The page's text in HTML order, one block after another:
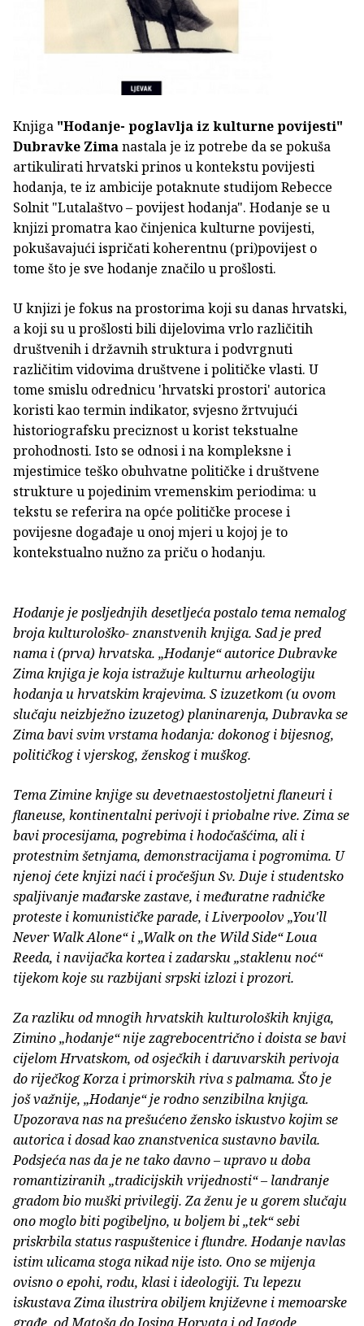
Knjiga "Hodanje- poglavlja iz kulturne povijesti"
Dubravke Zimanastala je iz potrebe da se pokuša
artikulirati hrvatski prinos u kontekstu povijesti
hodanja, te iz ambicije potaknute studijom Rebecce
Solnit "Lutalaštvo – povijest hodanja". Hodanje se u
knjizi promatra kao činjenica kulturne povijesti,
pokušavajući ispričati koherentnu (pri)povijest o
tome što je sve hodanje značilo u prošlosti.
U knjizi je fokus na prostorima koji su danas hrvatski,
a koji su u prošlosti bili dijelovima vrlo različitih
društvenih i državnih struktura i podvrgnuti
različitim vidovima društvene i političke vlasti. U
tome smislu odrednicu 'hrvatski prostori' autorica
koristi kao termin indikator, svjesno žrtvujući
historiografsku preciznost u korist tekstualne
prohodnosti. Isto se odnosi i na kompleksne i
mjestimice teško obuhvatne političke i društvene
strukture u pojedinim vremenskim periodima: u
tekstu se referira na opće političke procese i
povijesne događaje u onoj mjeri u kojoj je to
kontekstualno nužno za priču o hodanju.
Hodanje je posljednjih desetljeća postalo tema nemalog
broja kulturološko- znanstvenih knjiga. Sad je pred
nama i (prva) hrvatska. „Hodanje“ autorice Dubravke
Zima knjiga je koja istražuje kulturnu arheologiju
hodanja u hrvatskim krajevima. S izuzetkom (u ovom
slučaju neizbježno izuzetog) planinarenja, Dubravka se
Zima bavi svim vrstama hodanja: dokonog i bijesnog,
političkog i vjerskog, ženskog i muškog.
Tema Zimine knjige su devetnaestostoljetni flaneuri i
flaneuse, kontinentalni perivoji i priobalne rive. Zima se
bavi procesijama, pogrebima i hodočašćima, ali i
protestnim šetnjama, demonstracijama i pogromima. U
njenoj ćete knjizi naći i pročešjun Sv. Duje i studentsko
spaljivanje mađarske zastave, i međuratne radničke
proteste i komunističke parade, i Liverpoolov „You'll
Never Walk Alone“ i „Walk on the Wild Side“ Loua
Reeda, i navijačka kortea i zadarsku „staklenu noć“
tijekom koje su razbijani srpski izlozi i prozori.
Za razliku od mnogih hrvatskih kulturoloških knjiga,
Zimino „hodanje“ nije zagrebocentrično i doista se bavi
cijelom Hrvatskom, od osječkih i daruvarskih perivoja
do riječkog Korza i primorskih riva s palmama. Što je
još važnije, „Hodanje“ je rodno senzibilna knjiga.
Upozorava nas na prešućeno žensko iskustvo kojim se
autorica i dosad kao znanstvenica sustavno bavila.
Podsjeća nas da je ne tako davno – upravo u doba
romantiziranih „tradicijskih vrijednosti“ – landranje
gradom bio muški privilegij. Za ženu je u gorem slučaju
ono moglo biti pogibeljno, u boljem bi „tek“ sebi
priskrbila status raspuštenice i flundre. Hodanje navlas
istim ulicama stoga nikad nije isto. Ono se mijenja
ovisno o epohi, rodu, klasi i ideologiji. Tu lepezu
iskustava Zima ilustrira obiljem književne i memoarske